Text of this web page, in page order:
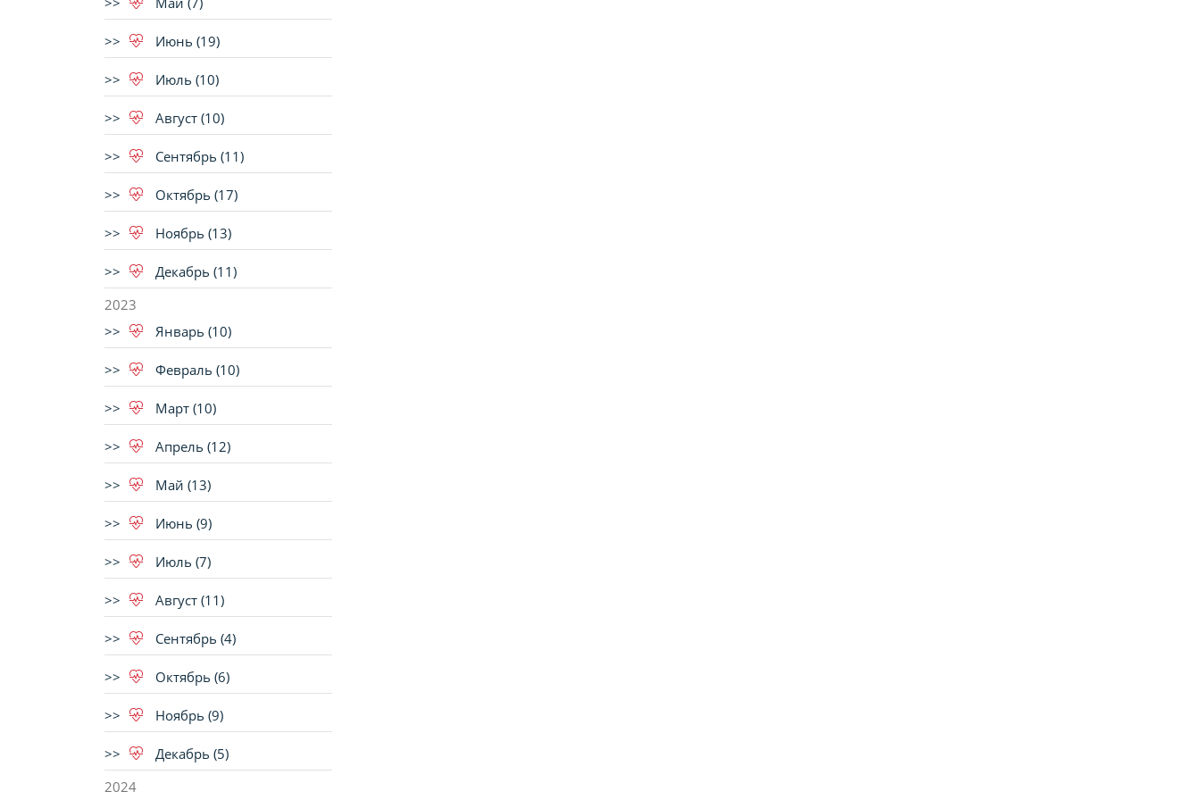
Июнь (19)
Июль (10)
Август (10)
Сентябрь (11)
Октябрь (17)
Ноябрь (13)
Декабрь (11)
2023
Январь (10)
Февраль (10)
Март (10)
Апрель (12)
Май (13)
Июнь (9)
Июль (7)
Август (11)
Сентябрь (4)
Октябрь (6)
Ноябрь (9)
Декабрь (5)
2024